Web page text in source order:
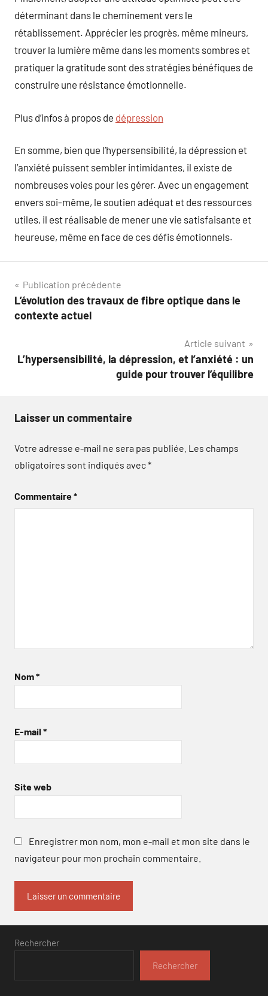
déterminant dans le cheminement vers le
rétablissement. Apprécier les progrès, même mineurs,
trouver la lumière même dans les moments sombres et
pratiquer la gratitude sont des stratégies bénéfiques de
construire une résistance émotionnelle.
Plus d’infos à propos de dépression
En somme, bien que l’hypersensibilité, la dépression et
l’anxiété puissent sembler intimidantes, il existe de
nombreuses voies pour les gérer. Avec un engagement
envers soi-même, le soutien adéquat et des ressources
utiles, il est réalisable de mener une vie satisfaisante et
heureuse, même en face de ces défis émotionnels.
Navigation
de
Publication précédente
L’évolution des travaux de fibre optique dans le
contexte actuel
Article suivant
L’hypersensibilité, la dépression, et l’anxiété : un
guide pour trouver l’équilibre
Laisser un commentaire
Votre adresse e-mail ne sera pas publiée. Les champs
obligatoires sont indiqués avec*
Commentaire*
Nom*
E-mail *
Site web
Enregistrer mon nom, mon e-mail et mon site dans le
navigateur pour mon prochain commentaire.
Rechercher
Rechercher